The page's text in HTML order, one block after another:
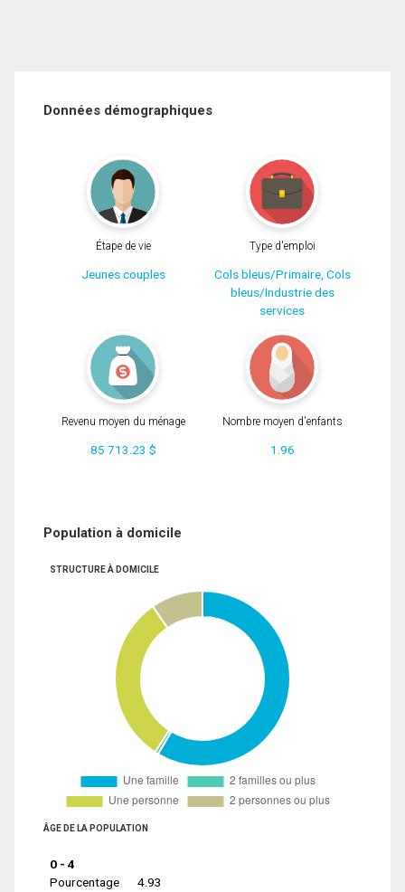
Données démographiques
Étape de vie
Jeunes couples
Type d'emploi
Cols bleus/Primaire, Cols
bleus/Industrie des
services
Revenu moyen du ménage
85 713.23 $
Nombre moyen d'enfants
1.96
Population à domicile
STRUCTURE À DOMICILE
ÂGE DE LA POPULATION
0 - 4
Pourcentage
4.93